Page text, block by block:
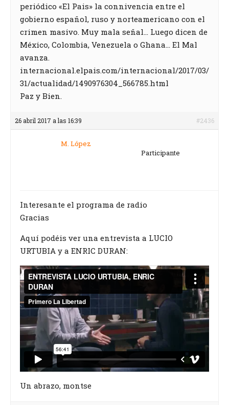
periódico «El Pais» la connivencia entre el
gobierno español, ruso y norteamericano con el
crimen masivo. Muy mala señal… Luego dicen de
México, Colombia, Venezuela o Ghana… El Mal
avanza.
internacional.elpais.com/internacional/2017/03/
31/actualidad/1490976304_566785.html
Paz y Bien.
26 abril 2017 a las 16:39 #2436
M. López
Participante
Interesante el programa de radio
Gracias
Aquí podéis ver una entrevista a LUCIO
URTUBIA y a ENRIC DURAN:
Un abrazo, montse